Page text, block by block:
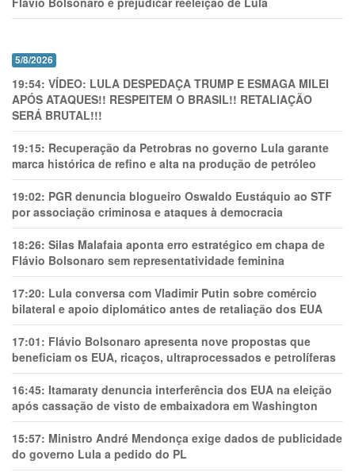
5/8/2026
19:54: VÍDEO: LULA DESPEDAÇA TRUMP E ESMAGA MILEI
APÓS ATAQUES!! RESPEITEM O BRASIL!! RETALIAÇÃO
SERÁ BRUTAL!!!
19:15: Recuperação da Petrobras no governo Lula garante
marca histórica de refino e alta na produção de petróleo
19:02: PGR denuncia blogueiro Oswaldo Eustáquio ao STF
por associação criminosa e ataques à democracia
18:26: Silas Malafaia aponta erro estratégico em chapa de
Flávio Bolsonaro sem representatividade feminina
17:20: Lula conversa com Vladimir Putin sobre comércio
bilateral e apoio diplomático antes de retaliação dos EUA
17:01: Flávio Bolsonaro apresenta nove propostas que
beneficiam os EUA, ricaços, ultraprocessados e petrolíferas
16:45: Itamaraty denuncia interferência dos EUA na eleição
após cassação de visto de embaixadora em Washington
15:57: Ministro André Mendonça exige dados de publicidade
do governo Lula a pedido do PL